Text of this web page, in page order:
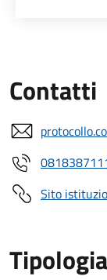
Contatti
Sito